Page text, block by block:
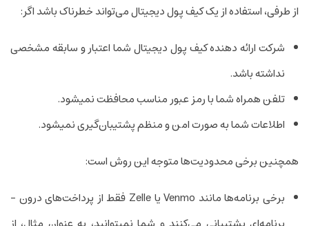
از طرفی، استفاده از یک کیف پول دیجیتال می‌تواند خطرناک باشد اگر:
شرکت ارائه دهنده کیف پول دیجیتال شما اعتبار و سابقه مشخصی
نداشته باشد.
تلفن همراه شما با رمز عبور مناسب محافظت نمی­شود.
اطلاعات شما به صورت امن و منظم پشتیبان‌گیری نمی­شود.
همچنین برخی محدودیت‌ها متوجه این روش است:
برخی برنامه‌ها مانند Venmo یا Zelle فقط از پرداخت‌های درون ­